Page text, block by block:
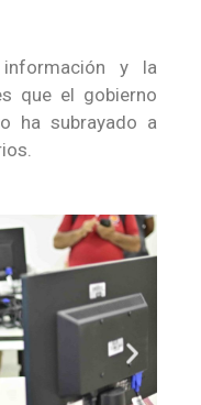
y la
que el gobierno
ha subrayado a